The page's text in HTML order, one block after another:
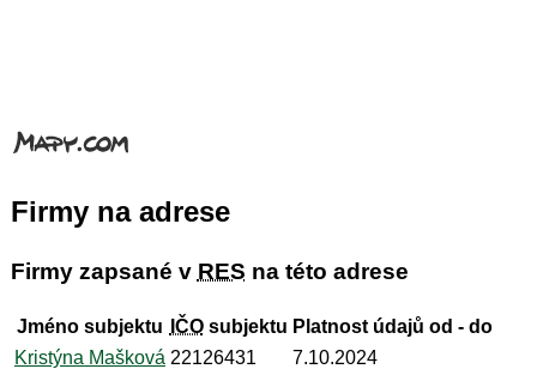
Firmy na adrese
Firmy zapsané v RES na této adrese
Jméno subjektu IČOsubjektu Platnost údajů od - do
Kristýna Mašková 22126431 7.10.2024